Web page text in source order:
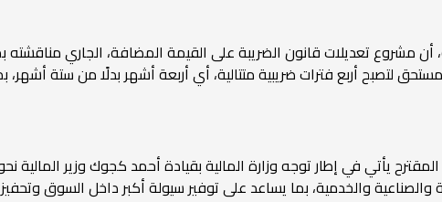
أن مشروع تعديلات قانون الضريبة على القيمة المضافة، الجاري
لتصبح أربع فترات ضريبية متتالية، أي أربعة أشهر بدلًا من ستة
يأتي في إطار توجه وزارة المالية بقيادة أحمد كجوك وزير المالية
والصناعية والخدمية، بما يساعد على توفير سيولة أكبر داخل السوق